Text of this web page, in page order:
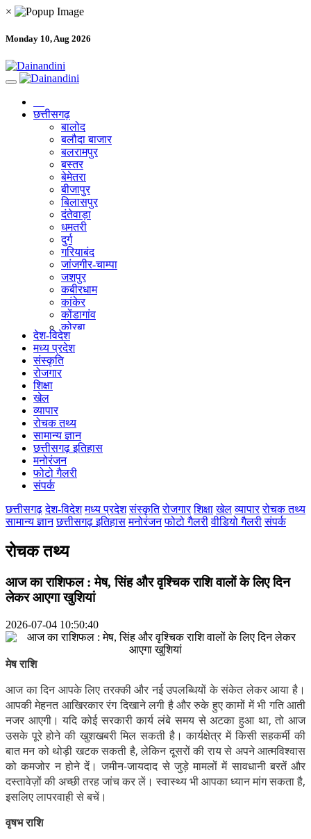
×
Monday 10, Aug 2026
छत्तीसगढ़
बालोद
बलौदा बाजार
बलरामपुर
बस्तर
बेमेतरा
बीजापुर
बिलासपुर
दंतेवाड़ा
धमतरी
दुर्ग
गरियाबंद
जांजगीर-चाम्पा
जशपुर
कबीरधाम
कांकेर
कोंडागांव
कोरबा
कोरिया
महासमुंद
मुंगेली
नारायणपुर
सुकमा
सूरजपुर
सरगुजा
गौरेला पेंड्रा मरवाही
खैरागढ़-छुईखदान-गंडई
सारंगढ़-बिलाईगढ़
मनेन्द्रगढ़ – चिरिमिरी – भरतपुर
सक्ति
देश-विदेश
मध्य प्रदेश
संस्कृति
रोजगार
शिक्षा
खेल
व्यापार
रोचक तथ्य
सामान्य ज्ञान
छत्तीसगढ़ इतिहास
मनोरंजन
फोटो गैलरी
संपर्क
छत्तीसगढ़ देश-विदेश मध्य प्रदेश संस्कृति रोजगार शिक्षा खेल व्यापार रोचक तथ्य
सामान्य ज्ञान छत्तीसगढ़ इतिहास मनोरंजन फोटो गैलरी वीडियो गैलरी संपर्क
रोचक तथ्य
आज का राशिफल : मेष, सिंह और वृश्चिक राशि वालों के लिए दिन
लेकर आएगा खुशियां
2026-07-04 10:50:40
मेष राशि
आज का दिन आपके लिए तरक्की और नई उपलब्धियों के संकेत लेकर आया है।
आपकी मेहनत आखिरकार रंग दिखाने लगी है और रुके हुए कामों में भी गति आती
नजर आएगी। यदि कोई सरकारी कार्य लंबे समय से अटका हुआ था, तो आज
उसके पूरे होने की खुशखबरी मिल सकती है। कार्यक्षेत्र में किसी सहकर्मी की
बात मन को थोड़ी खटक सकती है, लेकिन दूसरों की राय से अपने आत्मविश्वास
को कमजोर न होने दें। जमीन-जायदाद से जुड़े मामलों में सावधानी बरतें और
दस्तावेज़ों की अच्छी तरह जांच कर लें। स्वास्थ्य भी आपका ध्यान मांग सकता है,
इसलिए लापरवाही से बचें।
वृषभ राशि